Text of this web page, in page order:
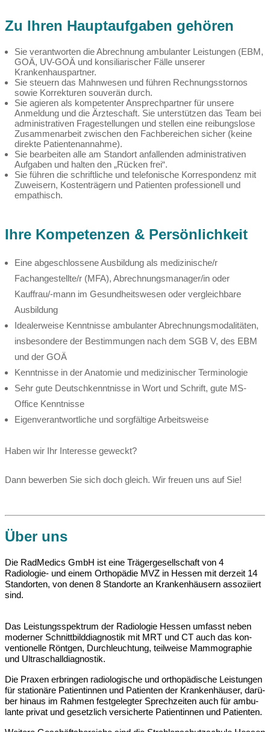
Zu Ihren Hauptaufgaben gehören
Sie verantworten die Abrechnung ambulanter Leistungen (EBM,
GOÄ, UV-GOÄ und konsiliarischer Fälle unserer
Krankenhauspartner.
Sie steuern das Mahnwesen und führen Rechnungsstornos
sowie Korrekturen souverän durch.
Sie agieren als kompetenter Ansprechpartner für unsere
Anmeldung und die Ärzteschaft. Sie unterstützen das Team bei
administrativen Fragestellungen und stellen eine reibungslose
Zusammenarbeit zwischen den Fachbereichen sicher (keine
direkte Patientenannahme).
Sie bearbeiten alle am Standort anfallenden administrativen
Aufgaben und halten den „Rücken frei“.
Sie führen die schriftliche und telefonische Korrespondenz mit
Zuweisern, Kostenträgern und Patienten professionell und
empathisch.
Ihre Kompetenzen & Persönlichkeit
Eine abgeschlossene Ausbildung als medizinische/r
Fachangestellte/r (MFA), Abrechnungsmanager/in oder
Kauffrau/-mann im Gesundheitswesen oder vergleichbare
Ausbildung
Idealerweise Kenntnisse ambulanter Abrechnungsmodalitäten,
insbesondere der Bestimmungen nach dem SGB V, des EBM
und der GOÄ
Kenntnisse in der Anatomie und medizinischer Terminologie
Sehr gute Deutschkenntnisse in Wort und Schrift, gute MS-
Office Kenntnisse
Eigenverantwortliche und sorgfältige Arbeitsweise
Haben wir Ihr Interesse geweckt?
Dann bewerben Sie sich doch gleich. Wir freuen uns auf Sie!
Über uns
Die RadMedics GmbH ist eine Trä­ger­ge­sell­schaft von 4
Radiologie- und einem Ort­ho­pä­die MVZ in Hessen mit der­zeit 14
Stand­or­ten, von de­nen 8 Stand­or­te an Kran­ken­häu­sern as­so­zi­iert
sind.
Das Leis­tungs­spek­trum der Radiologie Hessen um­fasst ne­ben
mo­der­ner Schnitt­bild­di­ag­nos­tik mit MRT und CT auch das kon­
ven­ti­o­nel­le Rönt­gen, Durchleuchtung, teil­wei­se Mammographie
und Ul­tra­schall­di­ag­nos­tik.
Die Pra­xen er­brin­gen ra­dio­lo­gi­sche und ort­ho­pä­di­sche Leis­tun­gen
für sta­ti­o­nä­re Pa­ti­en­tin­nen und Pa­ti­en­ten der Kran­ken­häu­ser, da­rü­
ber hin­aus im Rah­men fest­ge­leg­ter Sprech­zei­ten auch für am­bu­
lan­te pri­vat und ge­setz­lich ver­si­cher­te Pa­ti­en­tin­nen und Pa­ti­en­ten.